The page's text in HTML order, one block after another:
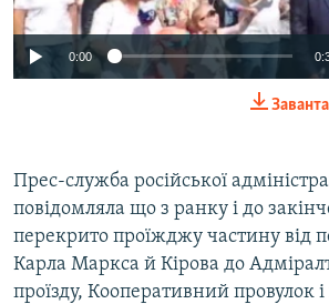
0:00
Прес-служба російської
повідомляла що з ранку і до
перекрито проїжджу частину від
Карла Маркса й Кірова до
проїзду, Кооперативний провулок і